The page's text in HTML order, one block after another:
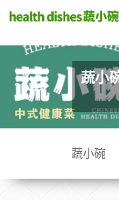
蔬小
蔬小碗